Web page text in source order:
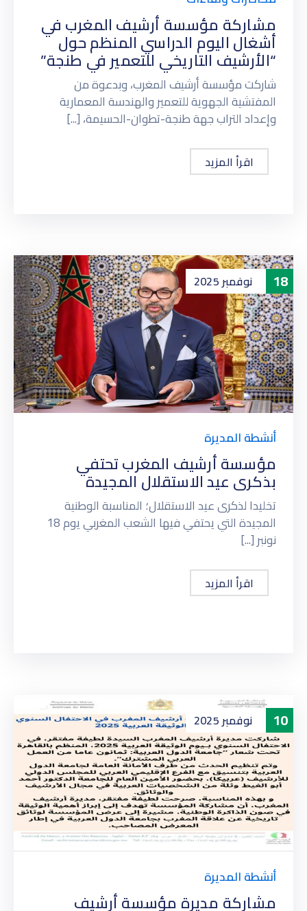
مشاركة مؤسسة أرشيف المغرب في
أشغال اليوم الدراسي المنظم حول
“الأرشيف التاريخي للتعمير في طنجة”
شاركت مؤسسة أرشيف المغرب، وبدعوة من
المفتشية الجهوية للتعمير والهندسة المعمارية
وإعداد التراب جهة طنجة-تطوان-الحسيمة، [...]
اقرأ المزيد
18 نوفمبر2025
أنشطة المديرة
مؤسسة أرشيف المغرب تحتفي
بذكرى عيد الاستقلال المجيدة
تخليدا لذكرى عيد الاستقلال؛ المناسبة الوطنية
المجيدة التي يحتفي فيها الشعب المغربي يوم 18
نونبر [...]
اقرأ المزيد
10 نوفمبر2025
أنشطة المديرة
مشاركة مديرة مؤسسة أرشيف